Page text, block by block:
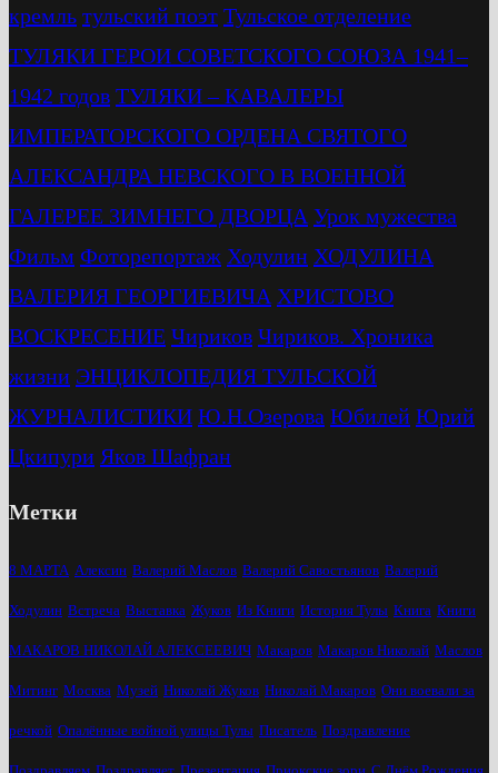
кремль тульский поэт Тульское отделение
ТУЛЯКИ ГЕРОИ СОВЕТСКОГО СОЮЗА 1941–
1942 годов ТУЛЯКИ – КАВАЛЕРЫ
ИМПЕРАТОРСКОГО ОРДЕНА СВЯТОГО
АЛЕКСАНДРА НЕВСКОГО В ВОЕННОЙ
ГАЛЕРЕЕ ЗИМНЕГО ДВОРЦА Урок мужества
Фильм Фоторепортаж Ходулин ХОДУЛИНА
ВАЛЕРИЯ ГЕОРГИЕВИЧА ХРИСТОВО
ВОСКРЕСЕНИЕ Чириков Чириков. Хроника
жизни ЭНЦИКЛОПЕДИЯ ТУЛЬСКОЙ
ЖУРНАЛИСТИКИ Ю.Н.Озерова Юбилей Юрий
Цкипури Яков Шафран
Метки
8 МАРТА Алексин Валерий Маслов Валерий Савостьянов Валерий
Ходулин Встреча Выставка Жуков Из Книги История Тулы Книга Книги
МАКАРОВ НИКОЛАЙ АЛЕКСЕЕВИЧ Макаров Макаров Николай Маслов
Митинг Москва Музей Николай Жуков Николай Макаров Они воевали за
речкой Опалённые войной улицы Тулы Писатель Поздравление